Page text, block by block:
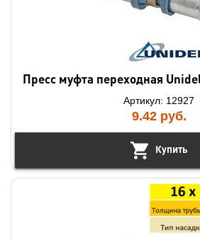
Пресс муфта переходная
Артикул: 12927
9.42 руб.
Купить